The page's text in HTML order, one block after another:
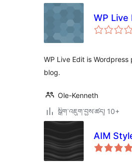
WP Live
WP Live Edit is
blog.
Ole-Kenneth
སྒྲིག་འཇུག་བྱས་ཚད། 10+
AIM